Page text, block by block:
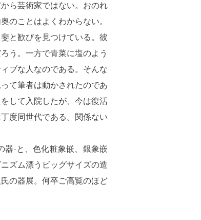
ら芸術家ではない。おのれ
のことはよくわからない。
と歓びを見つけている。彼
う。一方で青菜に塩のよう
ブな人なのである。そんな
て筆者は動かされたのであ
して入院したが、今は復活
度同世代である。関係ない
-と、色化粧象嵌、銀象嵌
ズム漂うビッグサイズの造
の器展。何卒ご高覧のほど